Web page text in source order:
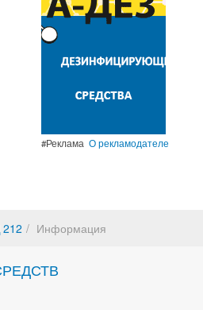
#Реклама О рекламодателе
Информация